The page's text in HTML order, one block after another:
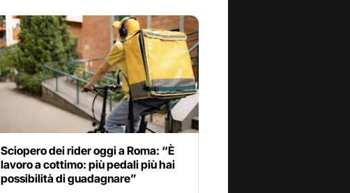
Sciopero dei rider oggi a Roma: “È
lavoro a cottimo: più pedali più hai
possibilità di guadagnare”